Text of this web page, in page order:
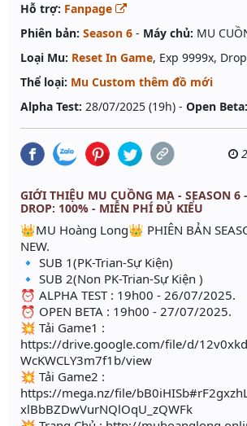
Hỗ trợ: Fanpage
Phiên bản: Season 6 - Máy chủ: MU
Loại Mu: Reset In Game, Exp 9999x,
Thể loại: Mu Custom thêm đồ mới
Alpha Test: 28/07/2025 (19h) - Open Beta:
GIỚI THIỆU MU CUỒNG MA - SEASON 6
DROP: 100% - MIỄN PHÍ ĐỦ KIỂU
👑MU Hoàng Long👑 PHIÊN BẢN
NEW.
🔹 SUB 1(PK-Trian-Sự Kiện)
🔹 SUB 2(Non PK-Trian-Sự Kiện )
⏰ ALPHA TEST : 19h00 - 26/07/2025.
⏰ OPEN BETA : 19h00 - 27/07/2025.
💥 Tải Game1 :
https://drive.google.com/file/d/
WcKWCLY3m7f1b/view
💥 Tải Game2 :
https://mega.nz/file/
xlBbBZDwVurNQlOqU_zQWFk